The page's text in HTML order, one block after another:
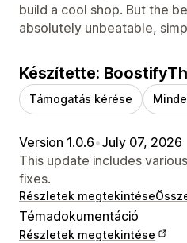
build a cool shop. But the
absolutely unbeatable,
Készítette:
Támogatás kérése
Version 1.0.6•July 07, 2026
This update includes
fixes.
Részletek megtekintése
Témadokumentáció
Részletek megtekintése